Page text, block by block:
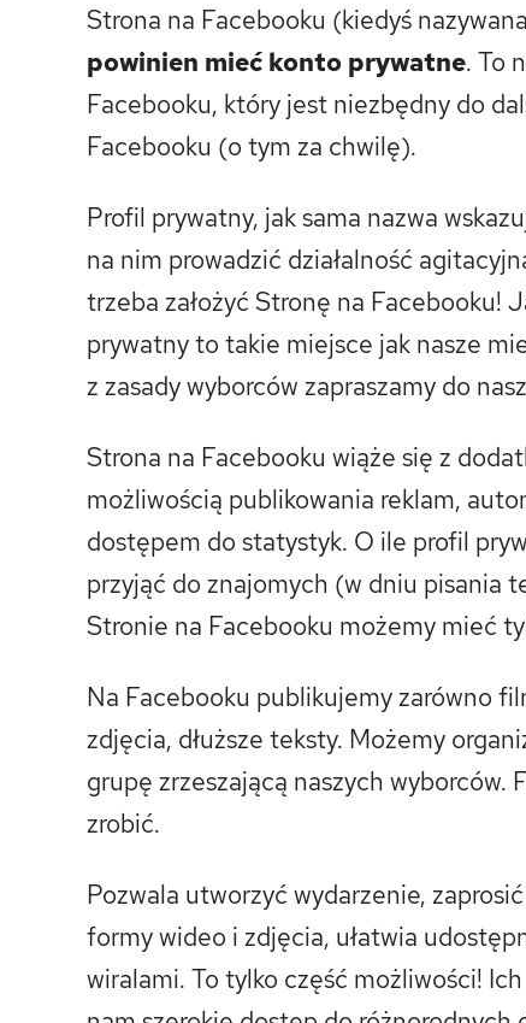
Strona na Facebooku (kiedyś
powinien mieć konto prywatne. To
Facebooku, który jest niezbędny do
Facebooku (o tym za chwilę).
Profil prywatny, jak sama nazwa
na nim prowadzić działalność
trzeba założyć Stronę na Facebooku!
prywatny to takie miejsce jak nasze
z zasady wyborców zapraszamy do
Strona na Facebooku wiąże się z
możliwością publikowania reklam,
dostępem do statystyk. O ile profil
przyjąć do znajomych (w dniu pisania
Stronie na Facebooku możemy mieć
Na Facebooku publikujemy zarówno
zdjęcia, dłuższe teksty. Możemy
grupę zrzeszającą naszych
zrobić.
Pozwala utworzyć wydarzenie,
formy wideo i zdjęcia, ułatwia
wiralami. To tylko część możliwości!